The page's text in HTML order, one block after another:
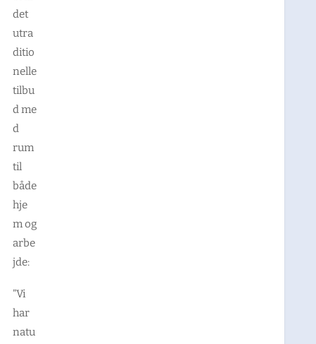
det
utra
ditio
nelle
tilbu
d me
d
rum
til
både
hje
m og
arbe
jde:
”Vi
har
natu